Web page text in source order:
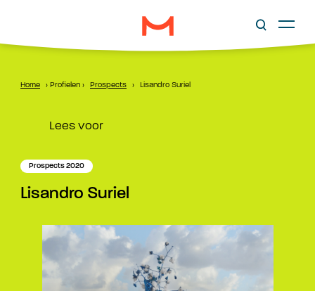
Home › Profielen › Prospects › Lisandro Suriel
Lees voor
Prospects 2020
Lisandro Suriel